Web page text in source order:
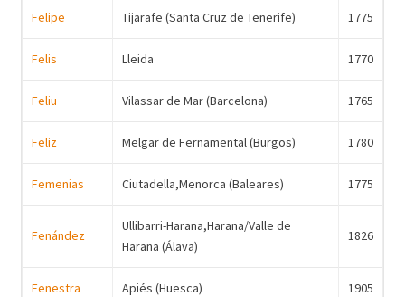
Felipe Tijarafe (Santa Cruz de Tenerife) 1775
Felis Lleida 1770
Feliu Vilassar de Mar (Barcelona) 1765
Feliz Melgar de Fernamental (Burgos) 1780
Femenias Ciutadella,Menorca (Baleares) 1775
Fenández
Ullibarri-Harana,Harana/Valle de
Harana (Álava)
1826
Fenestra Apiés (Huesca) 1905